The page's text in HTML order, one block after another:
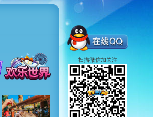
扫描微信加关注